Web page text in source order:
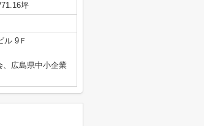
坪
ル 9Ｆ
、広島県中小企業